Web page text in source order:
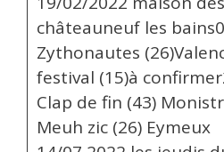
châteauneuf les
Zythonautes
festival (15)à
Clap de fin (43)
Meuh zic (26) Eymeux